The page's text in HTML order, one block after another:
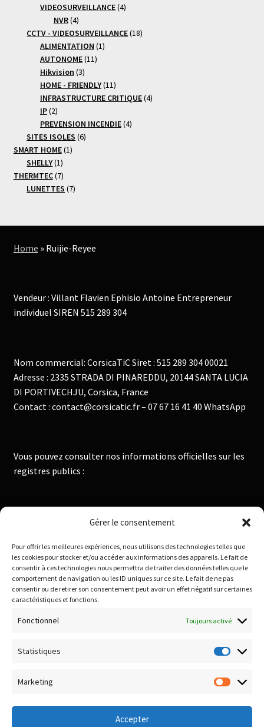
Gérer le consentement
Pour offrir les meilleures expériences, nous utilisons des technologies telles que
les cookies pour stocker et/ou accéder aux informations des appareils. Le fait de
consentir à ces technologies nous permettra de traiter des données telles que le
comportement de navigation ou les ID uniques sur ce site. Le fait de ne pas
consentir ou de retirer son consentement peut avoir un effet négatif sur certaines
caractéristiques et fonctions.
Fonctionnel Toujours activé
Statistiques
Marketing
Accepter
produits
VIDEOSURVEILLANCE 44
NVR 44
produits
CCTV - VIDEOSURVEILLANCE 1818
ALIMENTATION 11
AUTONOME 1111
Hikvision 33
produits
HOME - FRIENDLY 1111
produits
INFRASTRUCTURE CRITIQUE 44
IP 22
produits
PREVENSION INCENDIE 44
SITES ISOLES 66
SMART HOME 11
SHELLY 11
produit
THERMTEC 77
produits
LUNETTES 77
Home »Ruijie-Reyee
Vendeur : Villant Flavien Ephisio Antoine Entrepreneur
individuel SIREN 515 289 304
Nom commercial: CorsicaTiC Siret : 515 289 304 00021
Adresse : 2335 STRADA DI PINAREDDU, 20144 SANTA LUCIA
DI PORTIVECHJU, Corsica, France
Contact : contact@corsicatic.fr – 07 67 16 41 40 WhatsApp
Vous pouvez consulter nos informations officielles sur les
registres publics :
Institut National de la Propriété Industrielle :
Infogreffe : https://www.infogreffe.fr
Politique de confidentialité
Paiement sécurisé